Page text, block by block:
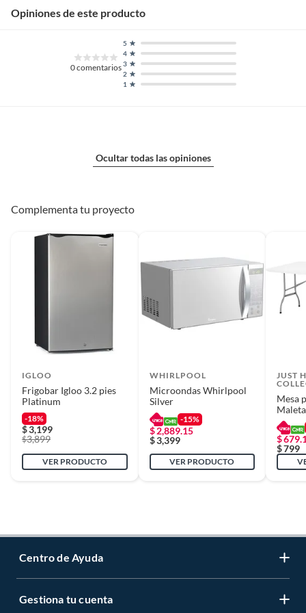
Opiniones de este producto
0comentarios
1
2
3
4
5
Ocultar todas las opiniones
Complementa tu proyecto
IGLOO
Frigobar Igloo 3.2 pies
Platinum
-18%
$3,199
$3,899
VER PRODUCTO
WHIRLPOOL
Microondas Whirlpool
Silver
-15%
$ 2,889.15
$3,399
VER PRODUCTO
JUST
Mesa
$
$799
Centro de Ayuda
Servicio al Cliente
Gestiona tu cuenta